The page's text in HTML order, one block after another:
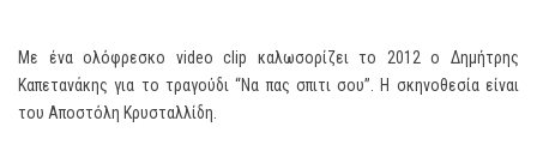
Με ένα ολόφρεσκο video clip καλωσορίζει το 2012 ο Δημήτρης
Καπετανάκης για το τραγούδι “Να πας σπιτι σου”. Η σκηνοθεσία είναι
του Αποστόλη Κρυσταλλίδη.